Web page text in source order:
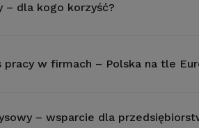
– dla kogo korzyść?
pracy w firmach – Polska na tle
– wsparcie dla